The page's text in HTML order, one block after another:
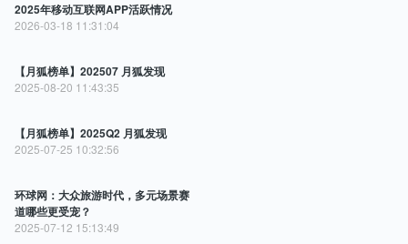
2025年移动互联网APP活跃情况
2026-03-18 11:31:04
【月狐榜单】202507 月狐发现
2025-08-20 11:43:35
【月狐榜单】2025Q2 月狐发现
2025-07-25 10:32:56
环球网：大众旅游时代，多元场景赛
道哪些更受宠？
2025-07-12 15:13:49